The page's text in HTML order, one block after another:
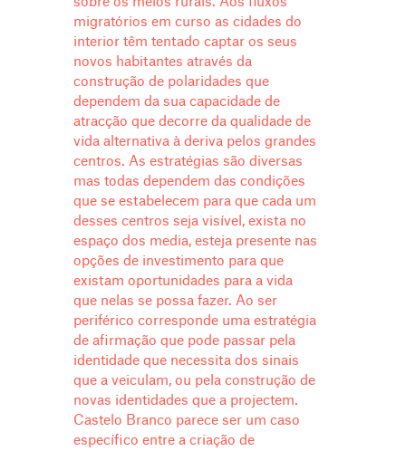
migratórios em curso as cidades do
interior têm tentado captar os seus
novos habitantes através da
construção de polaridades que
dependem da sua capacidade de
atracção que decorre da qualidade de
vida alternativa à deriva pelos grandes
centros. As estratégias são diversas
mas todas dependem das condições
que se estabelecem para que cada um
desses centros seja visível, exista no
espaço dos media, esteja presente nas
opções de investimento para que
existam oportunidades para a vida
que nelas se possa fazer. Ao ser
periférico corresponde uma estratégia
de afirmação que pode passar pela
identidade que necessita dos sinais
que a veiculam, ou pela construção de
novas identidades que a projectem.
Castelo Branco parece ser um caso
específico entre a criação de